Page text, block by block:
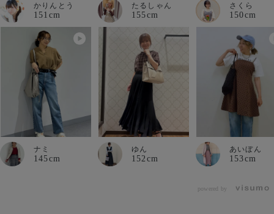
かりんとう
151cm
ナミ
145cm
たるしゃん
155cm
ゆん
152cm
さくら
150cm
あいぼん
153cm
powered by